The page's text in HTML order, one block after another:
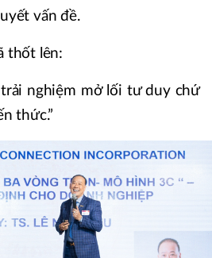
vấn đề.
thốt lên:
nghiệm mở lối tư duy chứ
thức.”